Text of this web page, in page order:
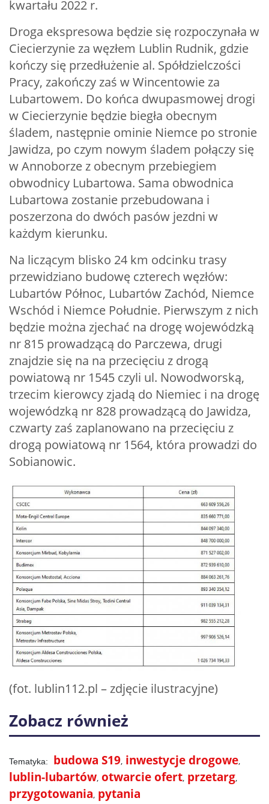
kwartału 2022 r.
Droga ekspresowa będzie się rozpoczynała w
Ciecierzynie za węzłem Lublin Rudnik, gdzie
kończy się przedłużenie al. Spółdzielczości
Pracy, zakończy zaś w Wincentowie za
Lubartowem. Do końca dwupasmowej drogi
w Ciecierzynie będzie biegła obecnym
śladem, następnie ominie Niemce po stronie
Jawidza, po czym nowym śladem połączy się
w Annoborze z obecnym przebiegiem
obwodnicy Lubartowa. Sama obwodnica
Lubartowa zostanie przebudowana i
poszerzona do dwóch pasów jezdni w
każdym kierunku.
Na liczącym blisko 24 km odcinku trasy
przewidziano budowę czterech węzłów:
Lubartów Północ, Lubartów Zachód, Niemce
Wschód i Niemce Południe. Pierwszym z nich
będzie można zjechać na drogę wojewódzką
nr 815 prowadzącą do Parczewa, drugi
znajdzie się na na przecięciu z drogą
powiatową nr 1545 czyli ul. Nowodworską,
trzecim kierowcy zjadą do Niemiec i na drogę
wojewódzką nr 828 prowadzącą do Jawidza,
czwarty zaś zaplanowano na przecięciu z
drogą powiatową nr 1564, która prowadzi do
Sobianowic.
(fot. lublin112.pl – zdjęcie ilustracyjne)
Zobacz również
budowa S19 inwestycje drogowe
lublin-lubartów otwarcie ofert przetarg
przygotowania pytania